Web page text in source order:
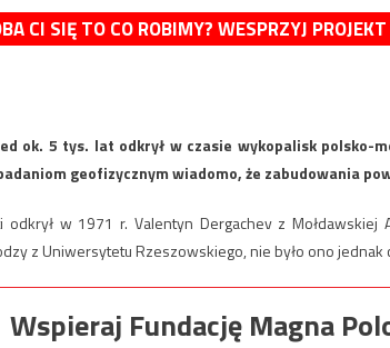
CI SIĘ TO CO ROBIMY? WESPRZYJ
ok. 5 tys. lat odkrył w czasie wykopalisk polsko-
geofizycznym wiadomo, że zabudowania
w 1971 r. Valentyn Dergachev z Mołdawskiej
z Uniwersytetu Rzeszowskiego, nie było ono
Wspieraj Fundację Magna